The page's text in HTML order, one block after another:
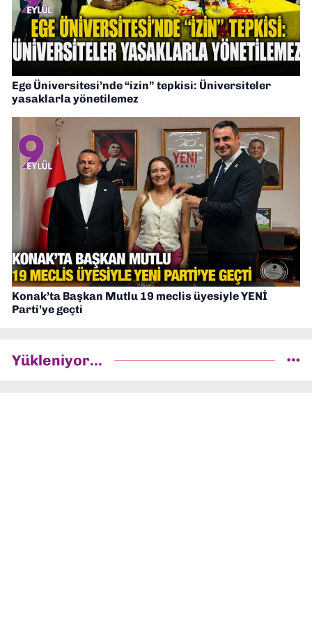
Ege Üniversitesi’nde “izin” tepkisi: Üniversiteler
yasaklarla yönetilemez
Konak’ta Başkan Mutlu 19 meclis üyesiyle YENİ
Parti’ye geçti
Yükleniyor...